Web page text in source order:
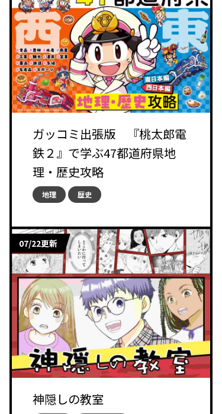
ガッコミ出張版 『桃太郎電
鉄２』で学ぶ47都道府県地
理・歴史攻略
地理 歴史
07/22更新
神隠しの教室